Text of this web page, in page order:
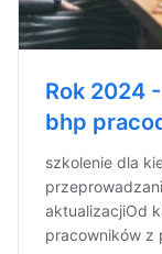
Rok 2024
bhp
szkolenie dla
aktualizacjiOd
pracowników z